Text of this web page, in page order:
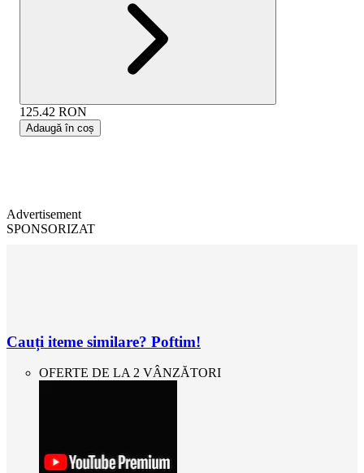
125.42 RON
Adaugă în coș
Advertisement
SPONSORIZAT
Cauți iteme similare? Poftim!
OFERTE DE LA 2 VÂNZĂTORI